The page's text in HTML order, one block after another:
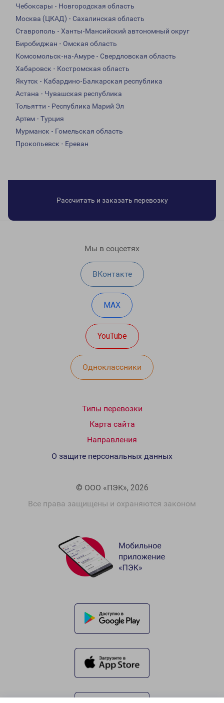
Чебоксары - Новгородская область
Москва (ЦКАД) - Сахалинская область
Ставрополь - Ханты-Мансийский автономный округ
Биробиджан - Омская область
Комсомольск-на-Амуре - Свердловская область
Хабаровск - Костромская область
Якутск - Кабардино-Балкарская республика
Астана - Чувашская республика
Тольятти - Республика Марий Эл
Артем - Турция
Мурманск - Гомельская область
Прокопьевск - Ереван
Рассчитать и заказать перевозку
Мы в соцсетях
ВКонтакте
MAX
YouTube
Одноклассники
Типы перевозки
Карта сайта
Направления
© ООО «ПЭК», 2026
Все права защищены и охраняются законом
О защите персональных данных